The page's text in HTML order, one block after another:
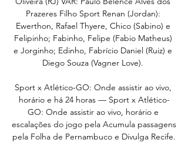
Prazeres Filho Sport Renan (Jordan):
Ewerthon, Rafael Thyere, Chico (Sabino) e
Felipinho; Fabinho, Felipe (Fabio Matheus)
e Jorginho; Edinho, Fabrício Daniel (Ruiz) e
Diego Souza (Vagner Love).
Sport x Atlético-GO: Onde assistir ao vivo,
horário e há 24 horas — Sport x Atlético-
GO: Onde assistir ao vivo, horário e
escalações do jogo pela Acumula passagens
pela Folha de Pernambuco e Divulga Recife.